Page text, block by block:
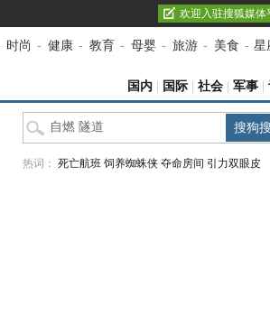
欢迎入驻搜狐媒体
时尚 - 健康 - 教育 - 母婴 - 旅游 - 美食 - 星
国内 国际 社会 军事
热词： 死亡航班 饲养蜘蛛侠 夺命房间 引力双眼皮